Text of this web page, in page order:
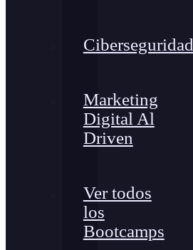
Ciberseguridad
Marketing
Digital Al
Driven
Ver todos
los
Bootcamps